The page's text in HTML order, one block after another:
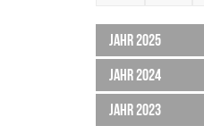
Jahr 2025
Jahr 2024
Jahr 2023